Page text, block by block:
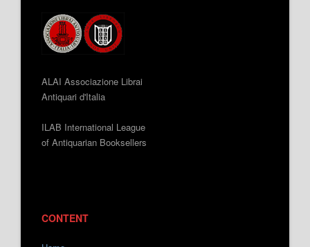
ALAI Associazione Librai
Antiquari d'Italia
ILAB International League
of Antiquarian Booksellers
CONTENT